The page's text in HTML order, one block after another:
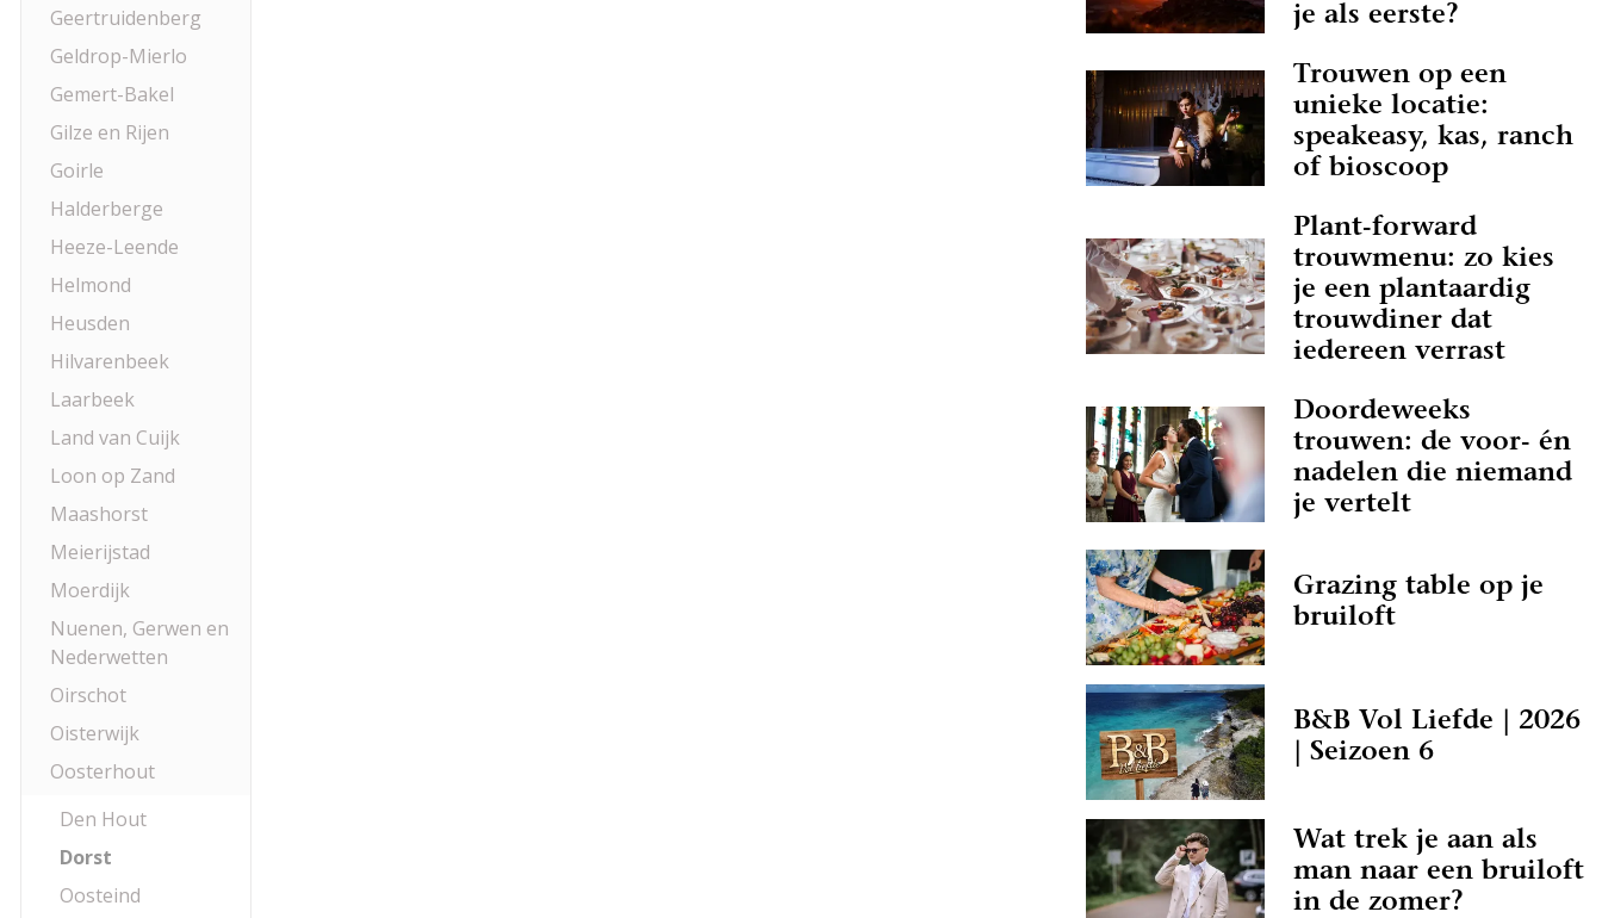
Geertruidenberg
Geldrop-Mierlo
Gemert-Bakel
Gilze en Rijen
Goirle
Halderberge
Heeze-Leende
Helmond
Heusden
Hilvarenbeek
Laarbeek
Land van Cuijk
Loon op Zand
Maashorst
Meierijstad
Moerdijk
Nuenen, Gerwen en
Nederwetten
Oirschot
Oisterwijk
Oosterhout
Den Hout
Dorst
Oosteind
je als eerste?
Trouwen op een
unieke locatie:
speakeasy, kas, ranch
of bioscoop
Plant-forward
trouwmenu: zo kies
je een plantaardig
trouwdiner dat
iedereen verrast
Doordeweeks
trouwen: de voor- én
nadelen die niemand
je vertelt
Grazing table op je
bruiloft
B&B Vol Liefde | 2026
| Seizoen 6
Wat trek je aan als
man naar een bruiloft
in de zomer?